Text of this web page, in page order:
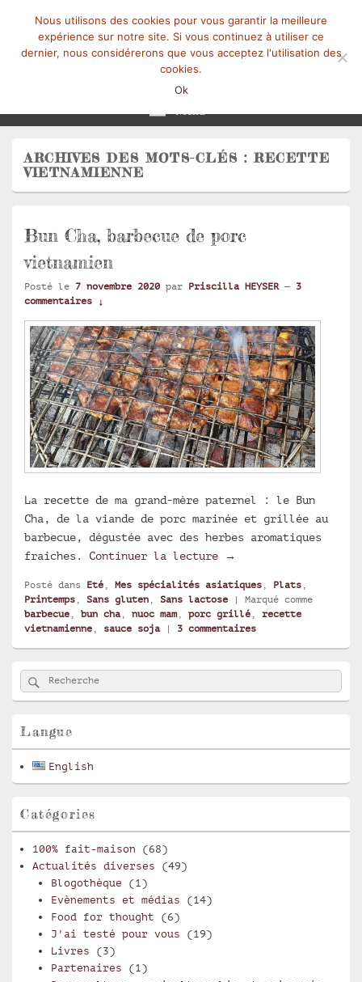
ARCHIVES DES MOTS-CLÉS :RECETTE
VIETNAMIENNE
Bun Cha, barbecue de porc
vietnamien
Posté le 7 novembre 2020 par Priscilla HEYSER — 3
commentaires ↓
La recette de ma grand-mère paternel : le Bun
Cha, de la viande de porc marinée et grillée au
barbecue, dégustée avec des herbes aromatiques
fraiches. Continuer la lecture Bun Cha, barbecue
→
Posté dans Eté , Mes spécialités asiatiques , Plats ,
Printemps , Sans gluten , Sans lactose | Marqué comme
barbecue , bun cha , nuoc mam, porc grillé , recette
vietnamienne , sauce soja | 3 commentaires
Zone
principale
de
pour
latérale
Recherche :
Rechercher
Langue
English
Catégories
100% fait-maison (68)
Actualités diverses (49)
Blogothèque (1)
Evènements et médias (14)
Food for thought (6)
J'ai testé pour vous (19)
Livres (3)
Partenaires (1)
Nous utilisons des cookies pour vous garantir la meilleure
expérience sur notre site. Si vous continuez à utiliser ce
dernier, nous considérerons que vous acceptez l'utilisation des
cookies.
Ok